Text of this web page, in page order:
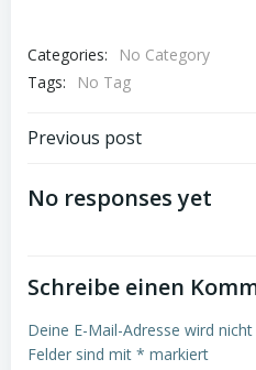
Categories:
No Category
Tags:
No Tag
Post
navigation
Previous post
No responses yet
Schreibe einen
Deine E-Mail-Adresse wird
Felder sind mit * markiert